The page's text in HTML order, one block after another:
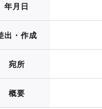
年月日
出・作成
宛所
概要